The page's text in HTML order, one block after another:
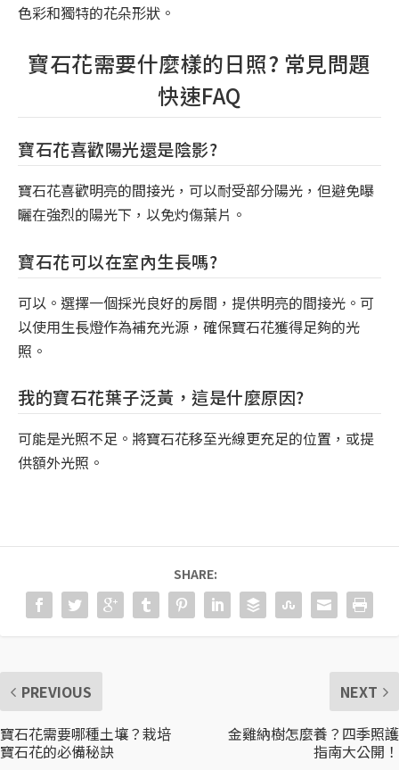
色彩和獨特的花朵形狀。
寶石花需要什麼樣的日照? 常見問題
快速FAQ
寶石花喜歡陽光還是陰影?
寶石花喜歡明亮的間接光，可以耐受部分陽光，但避免曝
曬在強烈的陽光下，以免灼傷葉片。
寶石花可以在室內生長嗎?
可以。選擇一個採光良好的房間，提供明亮的間接光。可
以使用生長燈作為補充光源，確保寶石花獲得足夠的光
照。
我的寶石花葉子泛黃，這是什麼原因?
可能是光照不足。將寶石花移至光線更充足的位置，或提
供額外光照。
SHARE:
PREVIOUS
寶石花需要哪種土壤？栽培
寶石花的必備秘訣
NEXT
金雞納樹怎麼養？四季照護
指南大公開！